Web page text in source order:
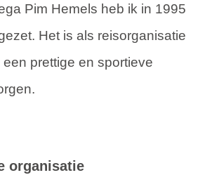
Pim Hemels heb ik in 1995
Het is als reisorganisatie
prettige en sportieve
organisatie